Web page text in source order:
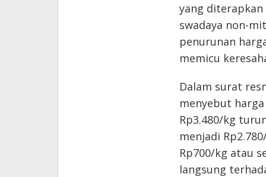
yang diterapkan
swadaya non-
penurunan
memicu
Dalam surat
menyebut
Rp3.480/kg
menjadi
Rp700/kg atau
langsung